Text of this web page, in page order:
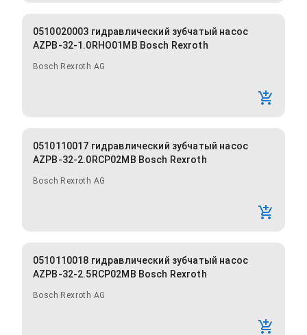
0510020003 гидравлический зубчатый насос
AZPB-32-1.0RHO01MB Bosch Rexroth
Bosch Rexroth AG
0510110017 гидравлический зубчатый насос
AZPB-32-2.0RCP02MB Bosch Rexroth
Bosch Rexroth AG
0510110018 гидравлический зубчатый насос
AZPB-32-2.5RCP02MB Bosch Rexroth
Bosch Rexroth AG